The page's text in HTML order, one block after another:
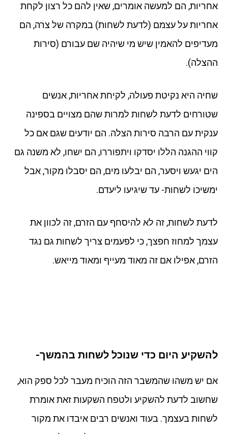
אחריות, הם למעשה אומרים, שאין להם כל רצון לקחת
אחריות על עצמם (לדעת לשחות) במקרה של צרה, הם
מעדיפים להאמין שיש מי שיהיה שם עבורם (סירות
ההצלה).
שחיה היא נקיטת פעולה, לקיחת אחריות, אנשים
שטורחים לדעת לשחות למרות שהם מצויים בספינה
ענקית עם הרבה סירות הצלה. הם יודעים שגם אם כל
קווי ההגנה הללו יסדקו ויתפוררו, הם ישחו, לא משנה גם
הים יגעש ויסער, הם יבלעו מים, הם יסבלו מקור, אבל
ימשיכו לשחות- עד שיגיעו ליעדם.
לדעת לשחות, זה לא להיסחף עם הזרם, זה לכוון את
עצמך למחוז חפצך, כי לפעמים צריך לשחות גם נגד
הזרם, אפילו אם זה מאוד מעייף ומאוד מייאש.
להשקיע היום כדי שנוכל לשחות בהמשך-
אם יש משהו שהמשבר הזה הוכיח מעבר לכל ספק הוא,
שחשוב לדעת להשקיע ולטפח השקעות זאת אומרת
לשחות בעצמך. בעוד ואנשים רבים איבדו את מקור